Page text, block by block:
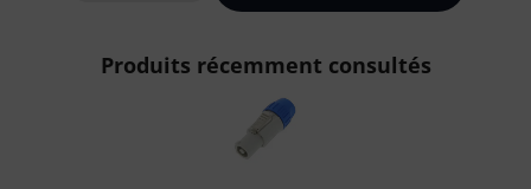
Produits récemment consultés